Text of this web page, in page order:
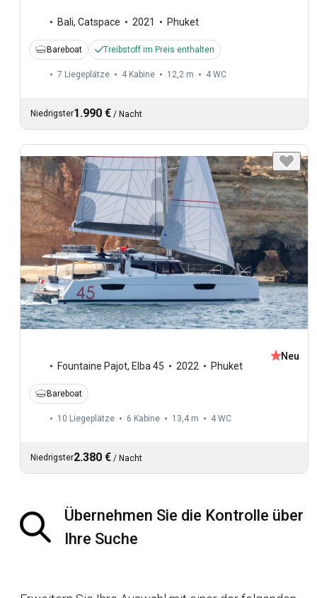
Bali, Catspace 2021 Phuket
Bareboat Treibstoff im Preis enthalten
7 Liegeplätze 4 Kabine 12,2 m 4 WC
Niedrigster1.990 € / Nacht
Fountaine Pajot, Elba 45 2022 Phuket
Neu
Bareboat
10 Liegeplätze 6 Kabine 13,4 m 4 WC
Niedrigster2.380 € / Nacht
Übernehmen Sie die Kontrolle über
Ihre Suche